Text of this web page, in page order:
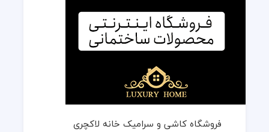
فروشگاه کاشی و سرامیک خانه لاکچری